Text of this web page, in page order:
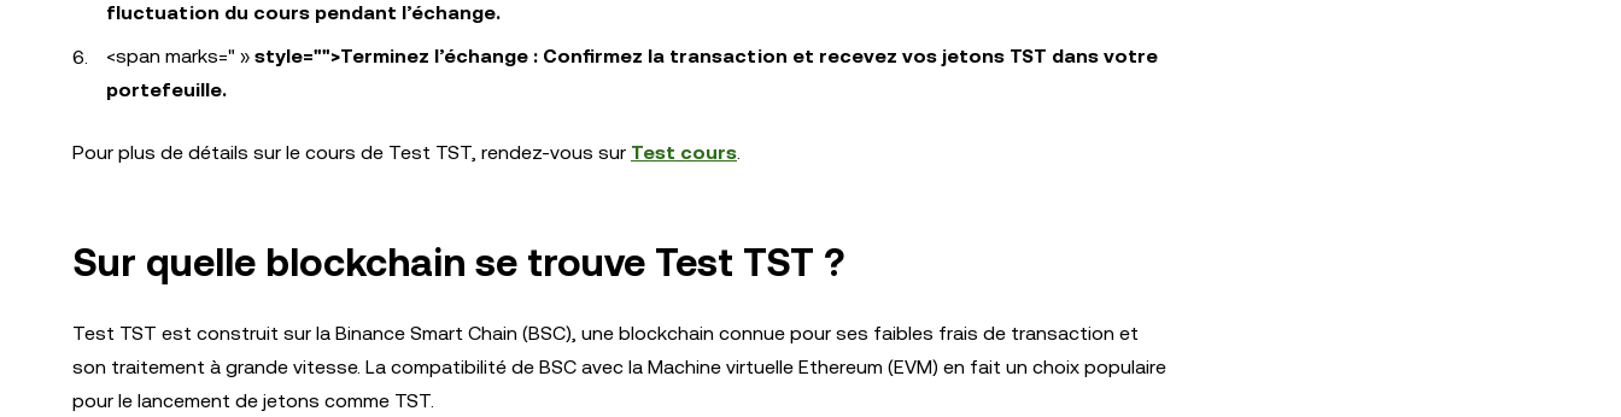
fluctuation du cours pendant l’échange.
<span marks=" » style="">Terminez l’échange : Confirmez la transaction et recevez vos jetons TST dans votre
portefeuille.
Pour plus de détails sur le cours de Test TST, rendez-vous sur Test cours.
Sur quelle blockchain se trouve Test TST ?
Test TST est construit sur la Binance Smart Chain (BSC), une blockchain connue pour ses faibles frais de transaction et
son traitement à grande vitesse. La compatibilité de BSC avec la Machine virtuelle Ethereum (EVM) en fait un choix populaire
pour le lancement de jetons comme TST.